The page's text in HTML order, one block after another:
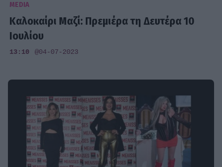
MEDIA
Καλοκαίρι Μαζί: Πρεμιέρα τη Δευτέρα 10
Ιουλίου
13:10 @04-07-2023